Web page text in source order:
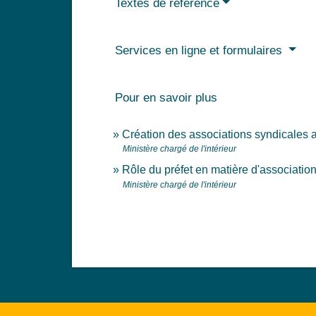
Textes de référence
Services en ligne et formulaires
Pour en savoir plus
Création des associations syndicales
Ministère chargé de l'intérieur
Rôle du préfet en matière
Ministère chargé de l'intérieur